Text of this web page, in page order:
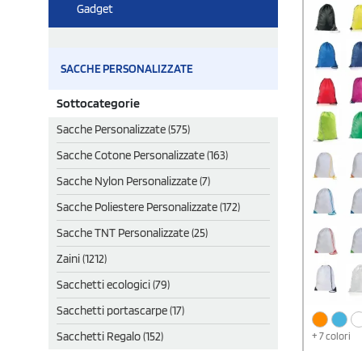
Gadget
SACCHE PERSONALIZZATE
Sottocategorie
Sacche Personalizzate (575)
Sacche Cotone Personalizzate (163)
Sacche Nylon Personalizzate (7)
Sacche Poliestere Personalizzate (172)
Sacche TNT Personalizzate (25)
Zaini (1212)
Sacchetti ecologici (79)
Sacchetti portascarpe (17)
Sacchetti Regalo (152)
+ 7 colori